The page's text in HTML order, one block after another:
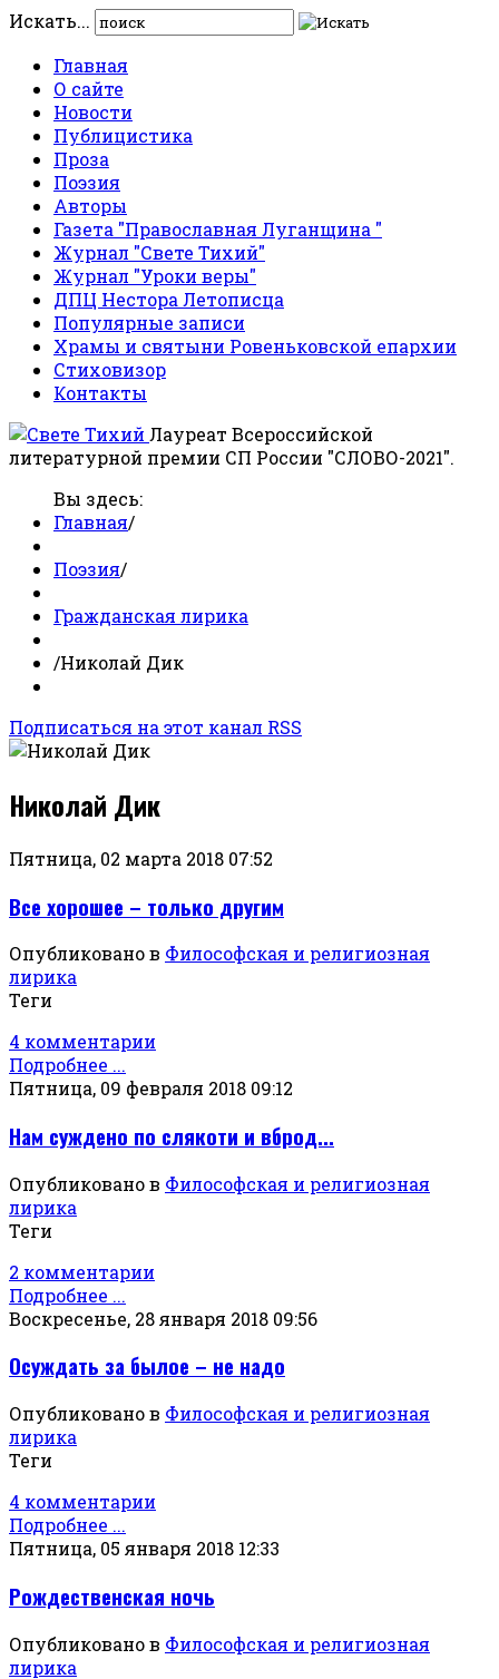
Искать...
Главная
О сайте
Новости
Публицистика
Проза
Поэзия
Авторы
Газета "Православная Луганщина "
Журнал "Свете Тихий"
Журнал "Уроки веры"
ДПЦ Нестора Летописца
Популярные записи
Храмы и святыни Ровеньковской епархии
Стиховизор
Контакты
Лауреат Всероссийской
литературной премии СП России "СЛОВО-2021".
Вы здесь:
Главная/
Поэзия/
Гражданская лирика
/Николай Дик
Подписаться на этот канал RSS
Николай Дик
Пятница, 02 марта 2018 07:52
Все хорошее – только другим
Опубликовано в Философская и религиозная
лирика
Теги
4 комментарии
Подробнее ...
Пятница, 09 февраля 2018 09:12
Нам суждено по слякоти и вброд...
Опубликовано в Философская и религиозная
лирика
Теги
2 комментарии
Подробнее ...
Воскресенье, 28 января 2018 09:56
Осуждать за былое – не надо
Опубликовано в Философская и религиозная
лирика
Теги
4 комментарии
Подробнее ...
Пятница, 05 января 2018 12:33
Рождественская ночь
Опубликовано в Философская и религиозная
лирика